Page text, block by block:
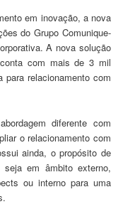
em inovação, a nova
do Grupo Comunique-
A nova solução
com mais de 3 mil
para relacionamento com
diferente com
o relacionamento com
ainda, o propósito de
em âmbito externo,
ou interno para uma